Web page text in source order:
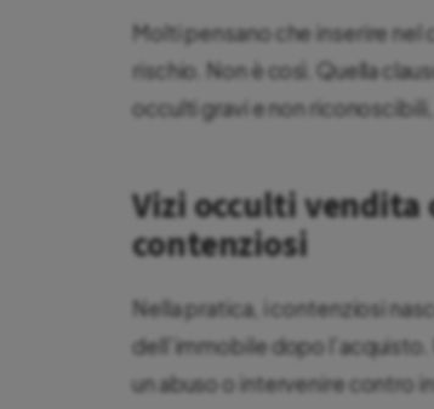
Molti pensano che inserire nel
rischio. Non è così. Quella
occulti gravi e non
Vizi occulti
contenziosi
Nella pratica, i contenziosi
dell’immobile dopo
un abuso o intervenire contro